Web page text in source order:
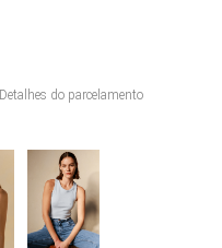
Detalhes do parcelamento